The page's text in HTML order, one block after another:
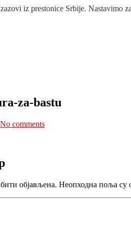
iz prestonice Srbije. Nastavimo
za-bastu
No comments
објављена. Неопходна поља су